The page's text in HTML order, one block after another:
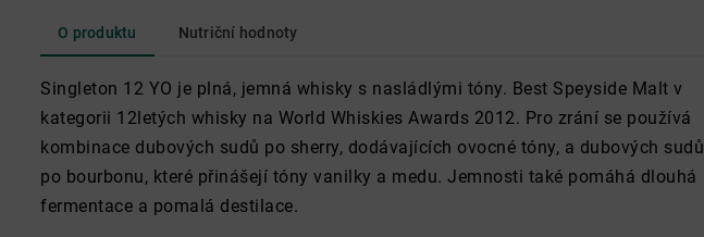
O produktu Nutriční hodnoty
Singleton 12 YO je plná, jemná whisky s nasládlými tóny. Best Speyside Malt v
kategorii 12letých whisky na World Whiskies Awards 2012. Pro zrání se používá
kombinace dubových sudů po sherry, dodávajících ovocné tóny, a dubových sudů
po bourbonu, které přinášejí tóny vanilky a medu. Jemnosti také pomáhá dlouhá
fermentace a pomalá destilace.